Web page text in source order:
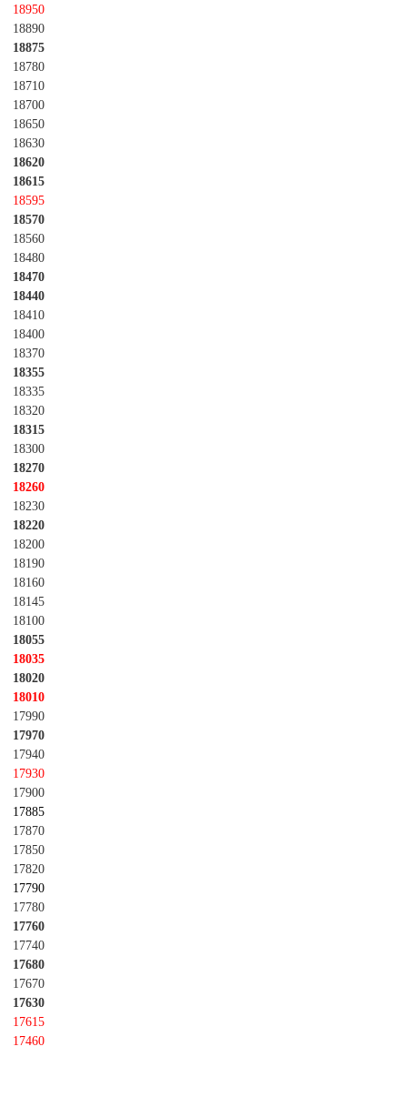
18950
18890
18875
18780
18710
18700
18650
18630
18620
18615
18595
18570
18560
18480
18470
18440
18410
18400
18370
18355
18335
18320
18315
18300
18270
18260
18230
18220
18200
18190
18160
18145
18100
18055
18035
18020
18010
17990
17970
17940
17930
17900
17885
17870
17850
17820
17790
17780
17760
17740
17680
17670
17630
17615
17460